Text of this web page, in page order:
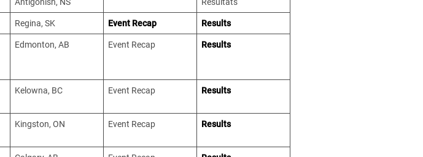
Regina, SK Event Recap Results
Edmonton, AB Event Recap Results
Kelowna, BC Event Recap Results
Kingston, ON Event Recap Results